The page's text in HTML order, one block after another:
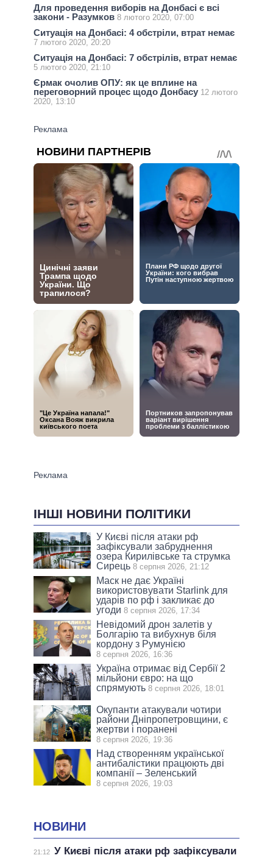
Для проведення виборів на Донбасі є всі
закони - Разумков 8 лютого 2020, 07:00
Ситуація на Донбасі: 4 обстріли, втрат немає
7 лютого 2020, 20:20
Ситуація на Донбасі: 7 обстрілів, втрат немає
5 лютого 2020, 21:10
Єрмак очолив ОПУ: як це вплине на
переговорний процес щодо Донбасу 12 лютого
2020, 13:10
ІНШІ НОВИНИ ПОЛІТИКИ
У Києві після атаки рф
зафіксували забруднення
озера Кирилівське та струмка
Сирець 8 серпня 2026, 21:12
Маск не дає Україні
використовувати Starlink для
ударів по рф і закликає до
угоди 8 серпня 2026, 17:34
Невідомий дрон залетів у
Болгарію та вибухнув біля
кордону з Румунією
8 серпня 2026, 16:36
Україна отримає від Сербії 2
мільйони євро: на що
спрямують 8 серпня 2026, 18:01
Окупанти атакували чотири
райони Дніпропетровщини, є
жертви і поранені
8 серпня 2026, 19:36
Над створенням української
антибалістики працюють дві
компанії – Зеленський
8 серпня 2026, 19:03
НОВИНИ
21:12 У Києві після атаки рф зафіксували